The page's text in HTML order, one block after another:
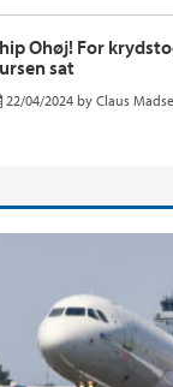
Ohøj! For
sat
22/04/2024 by Claus